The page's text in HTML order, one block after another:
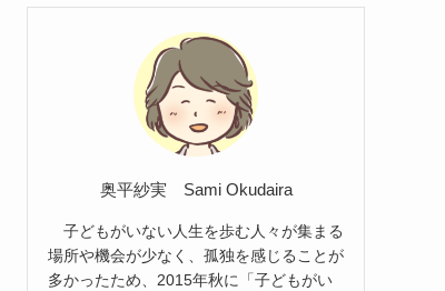
奥平紗実 Sami Okudaira
子どもがいない人生を歩む人々が集まる
場所や機会が少なく、孤独を感じることが
多かったため、2015年秋に「子どもがい